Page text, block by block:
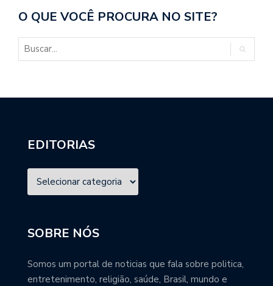
O QUE VOCÊ PROCURA NO SITE?
EDITORIAS
SOBRE NÓS
Somos um portal de noticias que fala sobre politica,
entretenimento, religião, saúde, Brasil, mundo e